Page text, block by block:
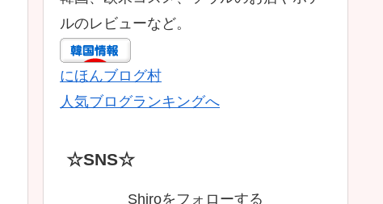
ルのレビューなど。
にほんブログ村
人気ブログランキングへ
☆SNS☆
Shiroをフォローする